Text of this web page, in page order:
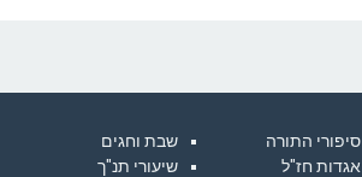
סיפורי התורה
אגדות חז"ל
שבת וחגים
שיעורי תנ"ך